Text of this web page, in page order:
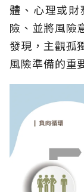
體、心理或
險、並將風險
發現，主觀孤
風險準備的重